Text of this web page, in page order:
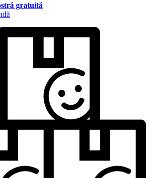
gratuită